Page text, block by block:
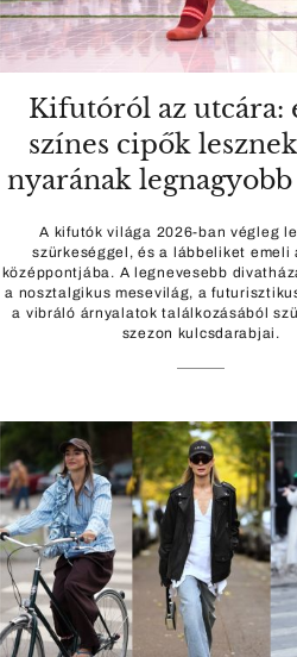
Kifutóról az utcára:
színes cipők
nyarának
A kifutók világa 2026-ban végleg
szürkeséggel, és a lábbeliket emeli
középpontjába. A legnevesebb
a nosztalgikus mesevilág, a
a vibráló árnyalatok találkozásából
szezon kulcsdarabjai.